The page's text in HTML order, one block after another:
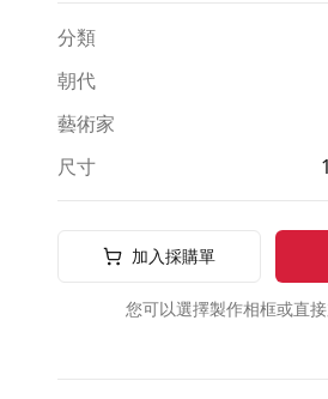
分類
朝代
藝術家
尺寸
加入採購單
您可以選擇製作相框或直